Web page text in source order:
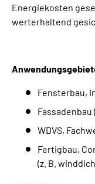
Energiekosten
werterhaltend
Fensterbau,
WDVS,
Fertigbau,
(z. B.